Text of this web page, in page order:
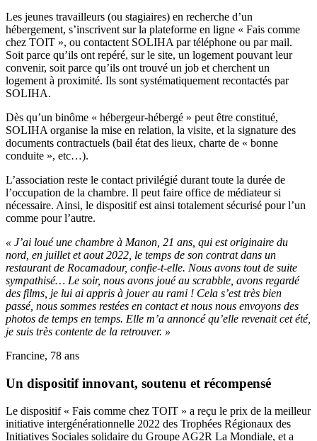
Les jeunes travailleurs (ou stagiaires) en recherche d’un
hébergement, s’inscrivent sur la plateforme en ligne « Fais comme
chez TOIT », ou contactent SOLIHA par téléphone ou par mail.
Soit parce qu’ils ont repéré, sur le site, un logement pouvant leur
convenir, soit parce qu’ils ont trouvé un job et cherchent un
logement à proximité. Ils sont systématiquement recontactés par
SOLIHA.
Dès qu’un binôme « hébergeur-hébergé » peut être constitué,
SOLIHA organise la mise en relation, la visite, et la signature des
documents contractuels (bail état des lieux, charte de « bonne
conduite », etc…).
L’association reste le contact privilégié durant toute la durée de
l’occupation de la chambre. Il peut faire office de médiateur si
nécessaire. Ainsi, le dispositif est ainsi totalement sécurisé pour l’un
comme pour l’autre.
« J’ai loué une chambre à Manon, 21 ans, qui est originaire du
nord, en juillet et aout 2022, le temps de son contrat dans un
restaurant de Rocamadour, confie-t-elle. Nous avons tout de suite
sympathisé… Le soir, nous avons joué au scrabble, avons regardé
des films, je lui ai appris à jouer au rami ! Cela s’est très bien
passé, nous sommes restées en contact et nous nous envoyons des
photos de temps en temps. Elle m’a annoncé qu’elle revenait cet été,
je suis très contente de la retrouver. »
Francine, 78 ans
Un dispositif innovant, soutenu et récompensé
Le dispositif « Fais comme chez TOIT » a reçu le prix de la meilleur
initiative intergénérationnelle 2022 des Trophées Régionaux des
Initiatives Sociales solidaire du Groupe AG2R La Mondiale, et a